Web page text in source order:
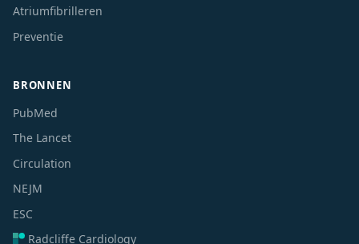
Atriumfibrilleren
Preventie
BRONNEN
PubMed
The Lancet
Circulation
NEJM
ESC
Radcliffe Cardiology